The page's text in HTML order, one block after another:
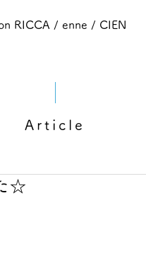
RICCA / enne / CIEN
Article
☆